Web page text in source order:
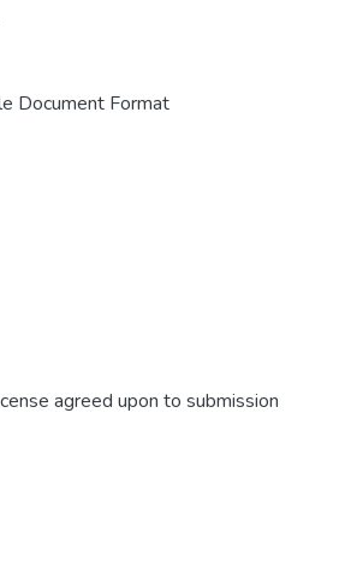
Document Format
agreed upon to submission